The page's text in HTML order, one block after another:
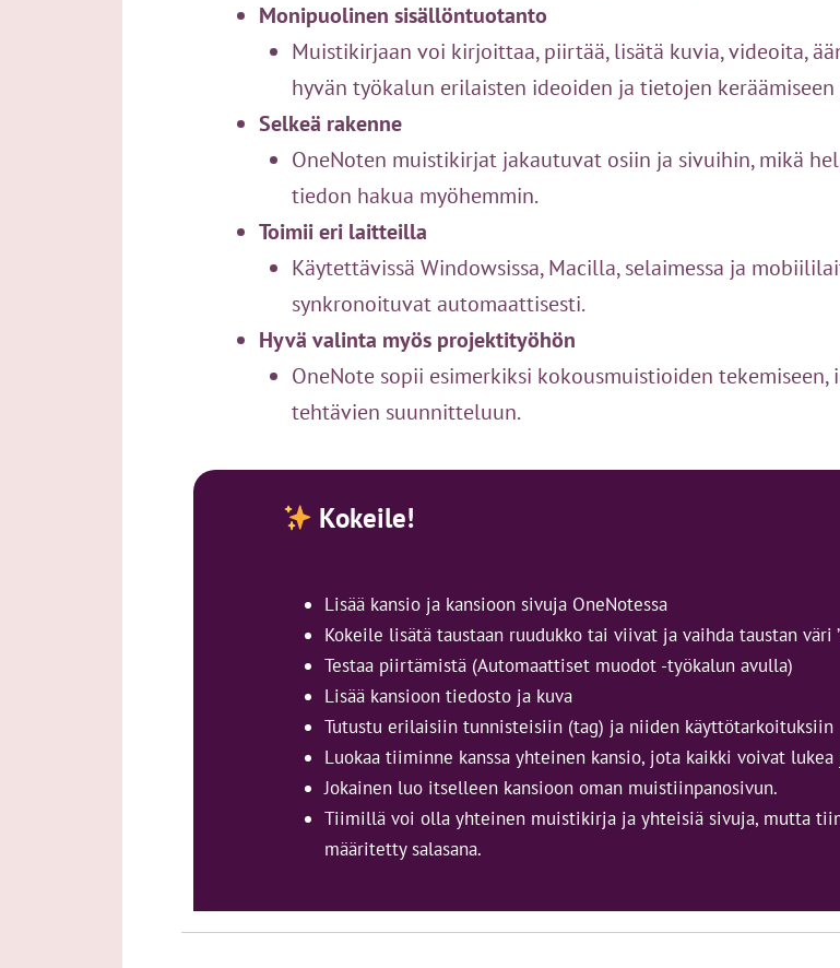
Monipuolinen sisällöntuotanto
Muistikirjaan voi kirjoittaa, piirtää, lisätä kuvia, videoita,
hyvän työkalun erilaisten ideoiden ja tietojen keräämiseen
Selkeä rakenne
OneNoten muistikirjat jakautuvat osiin ja sivuihin, mikä
tiedon hakua myöhemmin.
Toimii eri laitteilla
Käytettävissä Windowsissa, Macilla, selaimessa ja
synkronoituvat automaattisesti.
Hyvä valinta myös projektityöhön
OneNote sopii esimerkiksi kokousmuistioiden
tehtävien suunnitteluun.
Kokeile!
Lisää kansio ja kansioon sivuja OneNotessa
Kokeile lisätä taustaan ruudukko tai viivat ja vaihda taustan väri
Testaa piirtämistä (Automaattiset muodot -työkalun avulla)
Lisää kansioon tiedosto ja kuva
Tutustu erilaisiin tunnisteisiin (tag) ja niiden käyttötarkoituksiin
Luokaa tiiminne kanssa yhteinen kansio, jota kaikki voivat lukea
Jokainen luo itselleen kansioon oman muistiinpanosivun.
Tiimillä voi olla yhteinen muistikirja ja yhteisiä sivuja, mutta
määritetty salasana.